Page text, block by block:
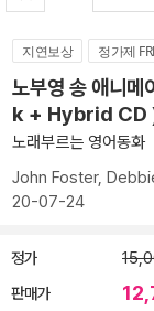
지연보상 정가제
노부영 송 애니
k + Hybrid CD
노래부르는 영어동화
John Foster,
20-07-24
정가
판매가